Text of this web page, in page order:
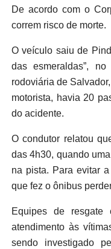
De acordo com o
correm risco de morte.
O veículo saiu de
das esmeraldas”,
rodoviária de
motorista, havia 20
do acidente.
O condutor relatou
das 4h30, quando
na pista. Para evitar
que fez o ônibus
Equipes de resgate
atendimento às
sendo investigado